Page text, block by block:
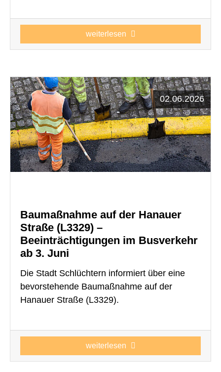
weiterlesen
02.06.2026
Baumaßnahme auf der Hanauer
Straße (L3329) –
Beeinträchtigungen im Busverkehr
ab 3. Juni
Die Stadt Schlüchtern informiert über eine
bevorstehende Baumaßnahme auf der
Hanauer Straße (L3329).
weiterlesen